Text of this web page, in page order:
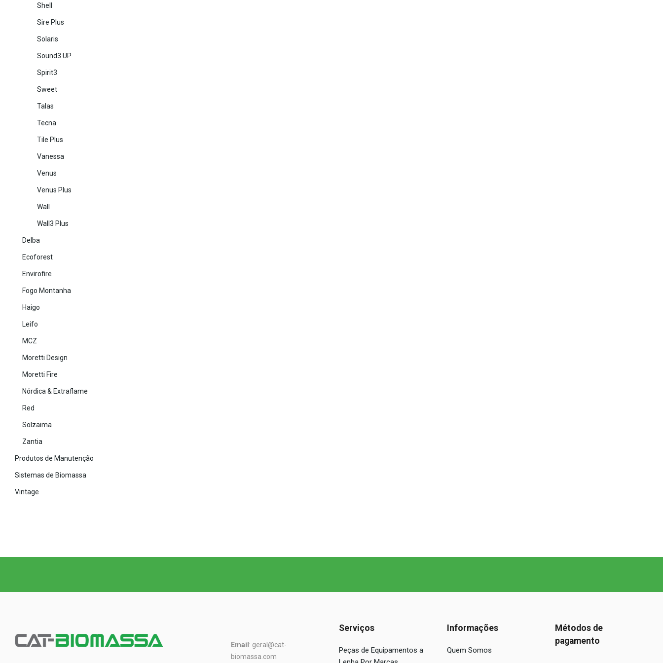
Shell
Sire Plus
Solaris
Sound3 UP
Spirit3
Sweet
Talas
Tecna
Tile Plus
Vanessa
Venus
Venus Plus
Wall
Wall3 Plus
Delba
Ecoforest
Envirofire
Fogo Montanha
Haigo
Leifo
MCZ
Moretti Design
Moretti Fire
Nórdica & Extraflame
Red
Solzaima
Zantia
Produtos de Manutenção
Sistemas de Biomassa
Vintage
Email : geral@cat-
biomassa.com
Serviços
Peças de Equipamentos a
Informações
Quem Somos
Métodos de
pagamento